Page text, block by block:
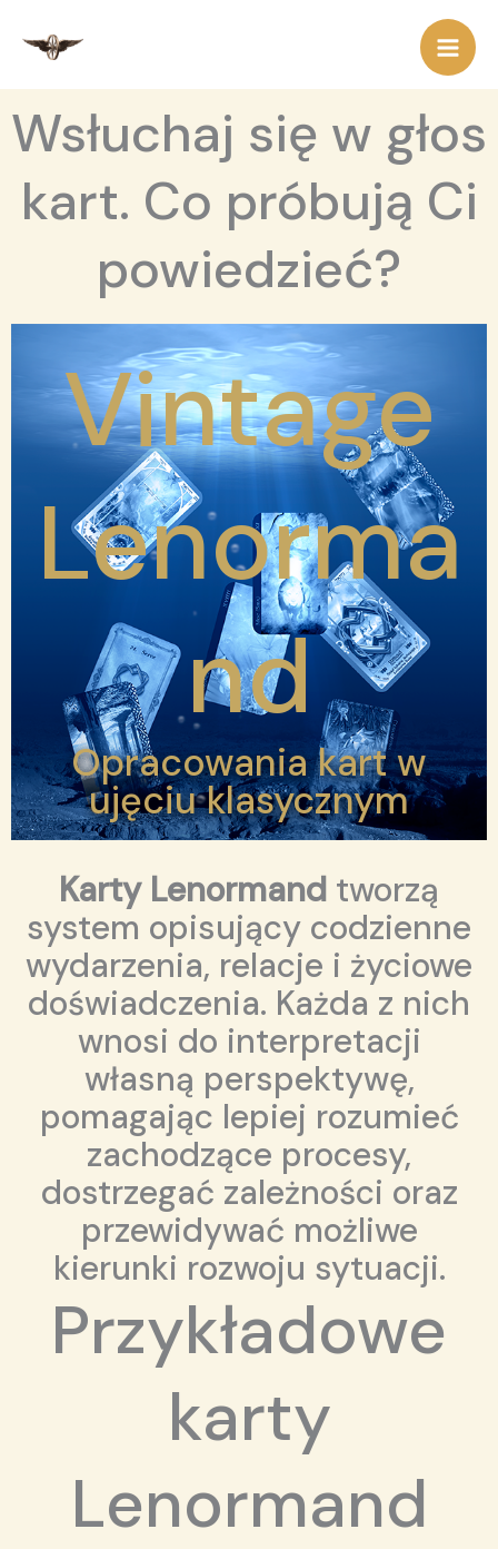
treści
Wsłuchaj się w głos
kart. Co próbują Ci
powiedzieć?
Vintage
Lenorma
nd
Opracowania kart w
ujęciu klasycznym
Karty Lenormand tworzą
system opisujący codzienne
wydarzenia, relacje i życiowe
doświadczenia. Każda z nich
wnosi do interpretacji
własną perspektywę,
pomagając lepiej rozumieć
zachodzące procesy,
dostrzegać zależności oraz
przewidywać możliwe
kierunki rozwoju sytuacji.
Przykładowe
karty
Lenormand